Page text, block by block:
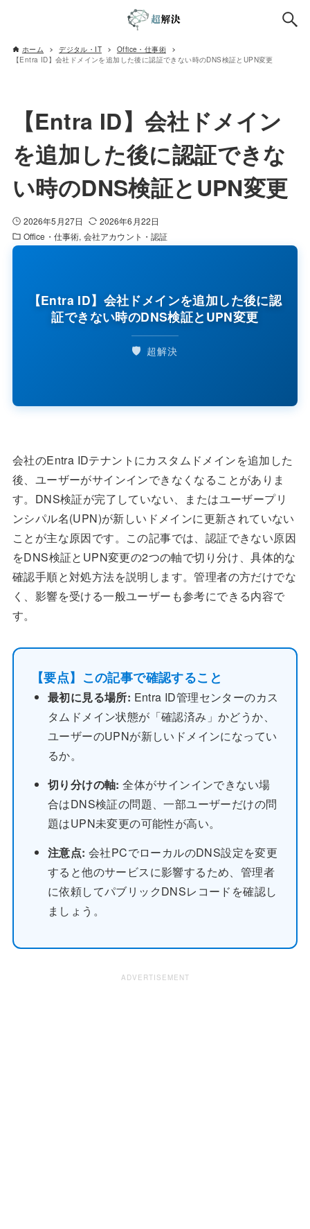
ホーム デジタル・IT
Office・仕事術
【Entra ID】会社ドメインを追加した後に認証できない時のDNS検証とUPN変更
【Entra ID】会社ドメイン
を追加した後に認証できな
い時のDNS検証とUPN変更
2026年5月27日
2026年6月22日
Office・仕事術 会社アカウント・認証
【Entra ID】会社ドメインを追加した後に認
証できない時のDNS検証とUPN変更
🛡️ 超解決
会社のEntra IDテナントにカスタムドメインを追加した
後、ユーザーがサインインできなくなることがありま
す。DNS検証が完了していない、またはユーザープリ
ンシパル名(UPN)が新しいドメインに更新されていない
ことが主な原因です。この記事では、認証できない原因
をDNS検証とUPN変更の2つの軸で切り分け、具体的な
確認手順と対処方法を説明します。管理者の方だけでな
く、影響を受ける一般ユーザーも参考にできる内容で
す。
【要点】この記事で確認すること
最初に見る場所: Entra ID管理センターのカス
タムドメイン状態が「確認済み」かどうか、
ユーザーのUPNが新しいドメインになってい
るか。
切り分けの軸: 全体がサインインできない場
合はDNS検証の問題、一部ユーザーだけの問
題はUPN未変更の可能性が高い。
注意点: 会社PCでローカルのDNS設定を変更
すると他のサービスに影響するため、管理者
に依頼してパブリックDNSレコードを確認し
ましょう。
ADVERTISEMENT